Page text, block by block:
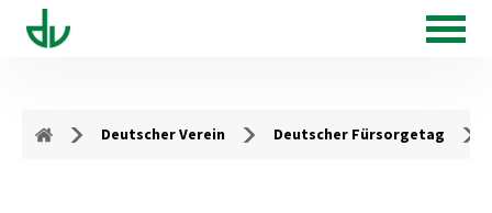
Deutscher Verein Deutscher Fürsorgetag